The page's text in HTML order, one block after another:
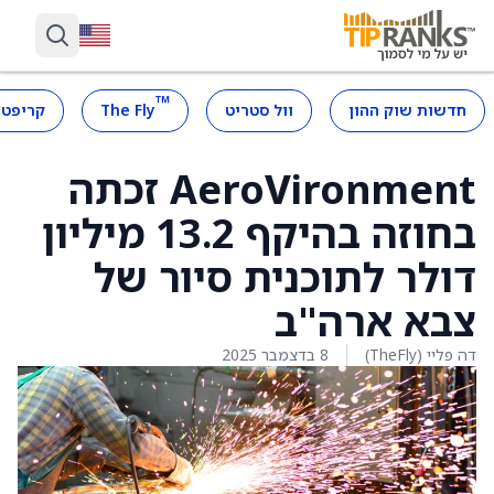
חדשות שוק ההון וול סטריט ™
The Fly
AeroVironment זכתה
בחוזה בהיקף 13.2 מיליון
דולר לתוכנית סיור של
צבא ארה"ב
דה פליי (TheFly) 8 בדצמבר 2025